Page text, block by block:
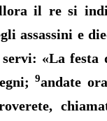
il re si
assassini e
servi: «La
9andate